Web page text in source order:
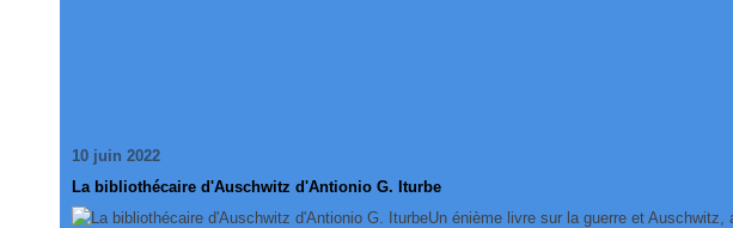
10 juin 2022
La bibliothécaire d'Auschwitz d'Antionio G. Iturbe
Un énième livre sur la guerre et Auschwitz,